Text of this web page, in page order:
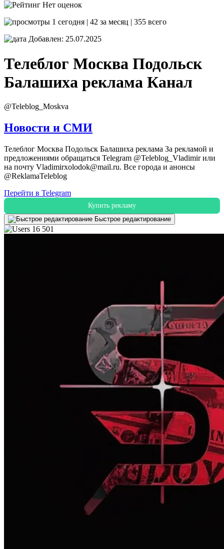
Нет оценок
1 сегодня | 42 за месяц | 355 всего
Добавлен: 25.07.2025
Телеблог Москва Подольск
Балашиха реклама Канал
@Teleblog_Moskva
Новости и СМИ
Телеблог Москва Подольск Балашиха реклама За рекламой и
предложениями обращаться Telegram @Teleblog_Vladimir или
на почту Vladimirxolodok@mail.ru. Все города и анонсы
@ReklamaTeleblog
Перейти в Telegram
Купить рекламу
Быстрое редактирование
16 501